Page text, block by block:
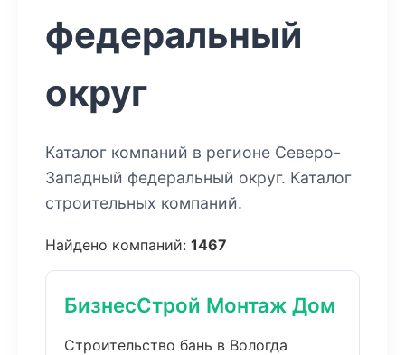
федеральный
округ
Каталог компаний в регионе Северо-
Западный федеральный округ. Каталог
строительных компаний.
Найдено компаний: 1467
БизнесСтрой Монтаж Дом
Строительство бань в Вологда